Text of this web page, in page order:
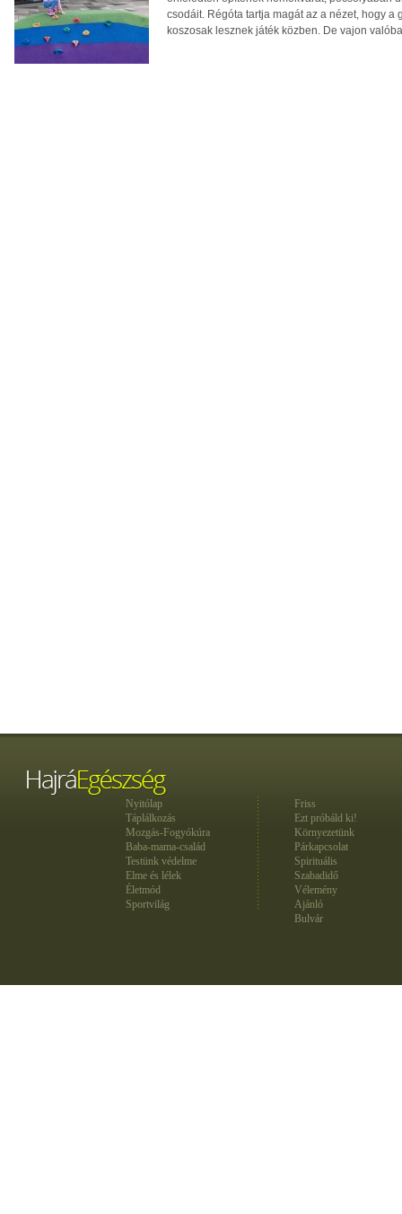
csodáit. Régóta tartja magát az a nézet, hogy
koszosak lesznek játék közben. De vajon
Nyitólap
Táplálkozás
Mozgás-Fogyókúra
Baba-mama-család
Testünk védelme
Elme és lélek
Életmód
Sportvilág
Friss
Ezt próbáld ki!
Környezetünk
Párkapcsolat
Spirituális
Szabadidő
Vélemény
Ajánló
Bulvár